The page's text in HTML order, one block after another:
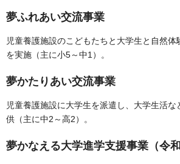
夢ふれあい交流事業
児童養護施設のこどもたちと大学生と自然体
を実施（主に小5～中1）。
夢かたりあい交流事業
児童養護施設に大学生を派遣し、大学生活な
供（主に中2～高2）。
夢かなえる大学進学支援事業（令和